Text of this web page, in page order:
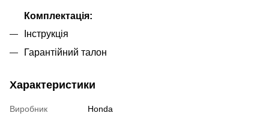
Комплектація:
Інструкція
Гарантійний талон
Характеристики
Виробник
Honda